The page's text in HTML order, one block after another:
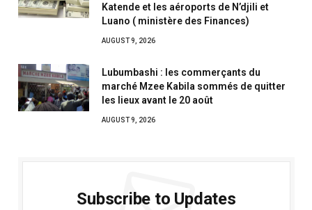
Katende et les aéroports de N’djili et
Luano ( ministère des Finances)
AUGUST 9, 2026
Lubumbashi : les commerçants du
marché Mzee Kabila sommés de quitter
les lieux avant le 20 août
AUGUST 9, 2026
Subscribe to Updates